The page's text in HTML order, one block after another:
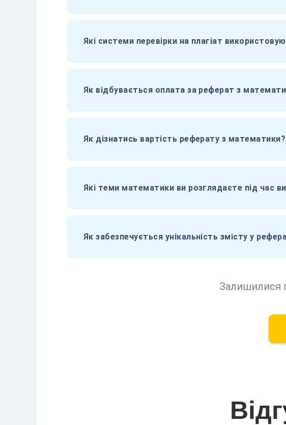
Які системи перевірки на плагіат
Як відбувається оплата за реферат з
Як дізнатись вартість реферату з математики?
Які теми математики ви розглядаєте під час
Як забезпечується унікальність змісту у
Залишилися